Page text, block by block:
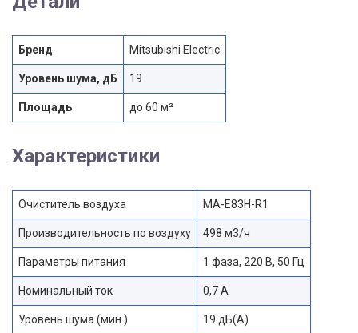
Бренд Mitsubishi Electric
Уровень шума, дБ 19
Площадь до 60 м²
Характеристики
Очиститель воздуха MA-E83H-R1
Производительность по воздуху 498 м3/ч
Параметры питания 1 фаза, 220 В, 50 Гц
Номинальный ток 0,7 А
Уровень шума (мин.) 19 дБ(А)